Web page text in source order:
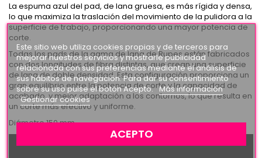
La espuma azul del pad, de lana gruesa, es más rígida y densa,
lo que maximiza la traslación del movimiento de la pulidora a la
superficie de trabajo, proporcionando una mayor potencia de
corte.
Todas los pads de la gama de lana de Rupes están fabricados
con dos longitudes de fibra distintas, que crean una superficie
de lana de doble densidad. Esta configuración proporciona un
gran equilibrio entre la potencia de corte y la capacidad de
acabado, y mejor adaptación a los contornos, lo que resulta en
un corte más efectivo y uniforme.
Diámetro 150 mm.
Este sitio web utiliza cookies propias y de terceros para
mejorar nuestros servicios y mostrarle publicidad
relacionada con sus preferencias mediante el análisis de
sus hábitos de navegación. Para dar su consentimiento
sobre su uso pulse el botón Acepto. Más información
Gestionar cookies
ACEPTO